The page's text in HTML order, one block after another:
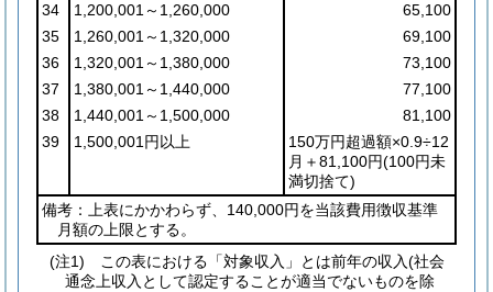
34
1,200,001～1,260,000
65,100
35
1,260,001～1,320,000
69,100
36
1,320,001～1,380,000
73,100
37
1,380,001～1,440,000
77,100
38
1,440,001～1,500,000
81,100
39
1,500,001円以上
150万円超過額×0.9÷12
月＋81,100円(100円未
満切捨て)
備考：上表にかかわらず、140,000円を当該費用徴収基準
月額の上限とする。
(注1) この表における「対象収入」とは前年の収入(社会
通念上収入として認定することが適当でないものを除